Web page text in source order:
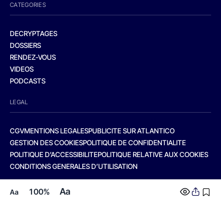
Aa 100% Aa
CATEGORIES
DECRYPTAGES
DOSSIERS
RENDEZ-VOUS
VIDEOS
PODCASTS
LEGAL
CGVMENTIONS LEGALESPUBLICITE SUR ATLANTICO
GESTION DES COOKIESPOLITIQUE DE CONFIDENTIALITE
POLITIQUE D’ACCESSIBILITEPOLITIQUE RELATIVE AUX COOKIES
CONDITIONS GENERALES D’UTILISATION